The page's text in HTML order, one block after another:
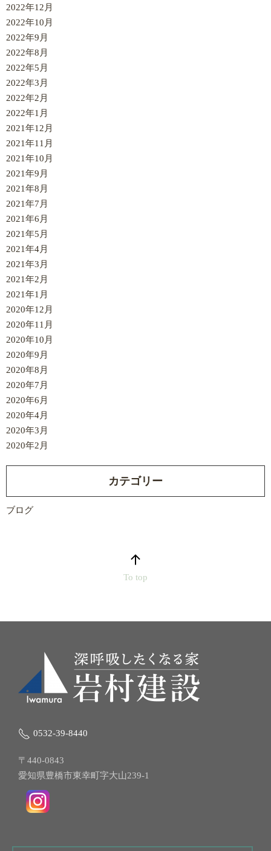
2022年12月
2022年10月
2022年9月
2022年8月
2022年5月
2022年3月
2022年2月
2022年1月
2021年12月
2021年11月
2021年10月
2021年9月
2021年8月
2021年7月
2021年6月
2021年5月
2021年4月
2021年3月
2021年2月
2021年1月
2020年12月
2020年11月
2020年10月
2020年9月
2020年8月
2020年7月
2020年6月
2020年4月
2020年3月
2020年2月
カテゴリー
ブログ
To top
0532-39-8440
〒440-0843
愛知県豊橋市東幸町字大山239-1